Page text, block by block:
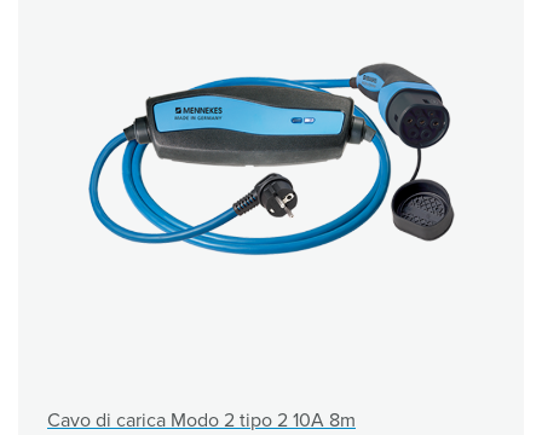
Cavo di carica Modo 2 tipo 2 10A 8m